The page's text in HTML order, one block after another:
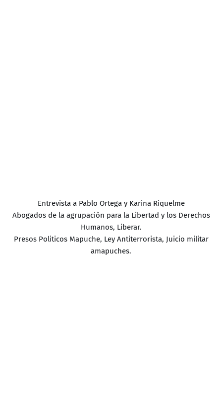
Entrevista a Pablo Ortega y Karina Riquelme
Abogados de la agrupaciòn para la Libertad y los Derechos
Humanos, Liberar.
Presos Politicos Mapuche, Ley Antiterrorista, Juicio militar
amapuches.